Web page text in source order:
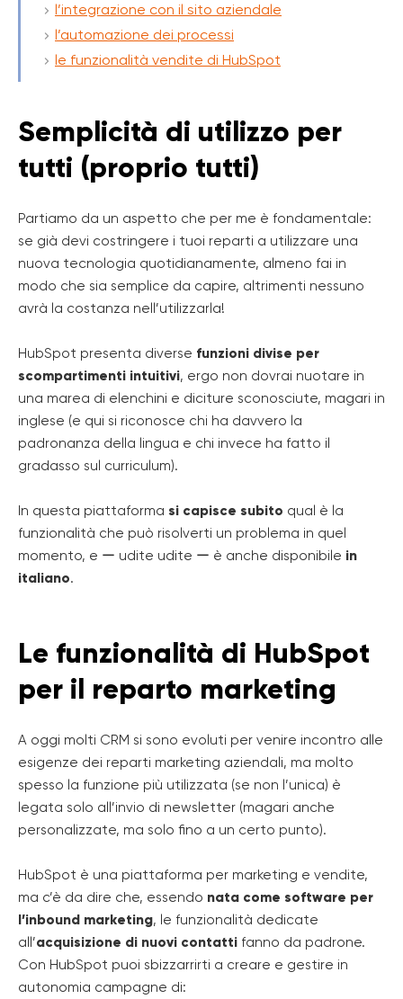
l’integrazione con il sito aziendale
l’automazione dei processi
le funzionalità vendite di HubSpot
Semplicità di utilizzo per
tutti (proprio tutti)
Partiamo da un aspetto che per me è fondamentale:
se già devi costringere i tuoi reparti a utilizzare una
nuova tecnologia quotidianamente, almeno fai in
modo che sia semplice da capire, altrimenti nessuno
avrà la costanza nell’utilizzarla!
HubSpot presenta diverse funzioni divise per
scompartimenti intuitivi, ergo non dovrai nuotare in
una marea di elenchini e diciture sconosciute, magari in
inglese (e qui si riconosce chi ha davvero la
padronanza della lingua e chi invece ha fatto il
gradasso sul curriculum).
In questa piattaforma si capisce subito qual è la
funzionalità che può risolverti un problema in quel
momento, e ー udite udite ー è anche disponibile in
italiano.
Le funzionalità di HubSpot
per il reparto marketing
A oggi molti CRM si sono evoluti per venire incontro alle
esigenze dei reparti marketing aziendali, ma molto
spesso la funzione più utilizzata (se non l’unica) è
legata solo all’invio di newsletter (magari anche
personalizzate, ma solo fino a un certo punto).
HubSpot è una piattaforma per marketing e vendite,
ma c’è da dire che, essendo nata come software per
l’inbound marketing, le funzionalità dedicate
all’acquisizione di nuovi contatti fanno da padrone.
Con HubSpot puoi sbizzarrirti a creare e gestire in
autonomia campagne di: